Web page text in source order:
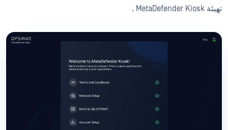
تهيئة MetaDefender Kiosk .